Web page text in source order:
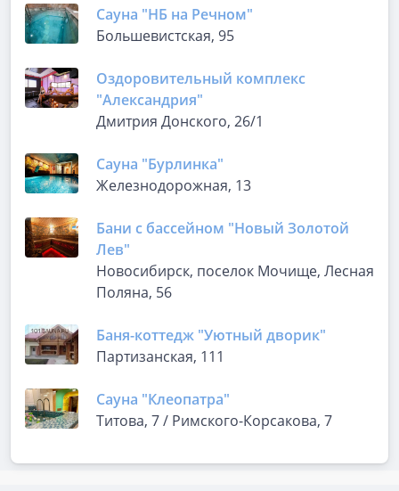
Сауна "НБ на Речном"
Большевистская, 95
Оздоровительный комплекс
"Александрия"
Дмитрия Донского, 26/1
Сауна "Бурлинка"
Железнодорожная, 13
Бани с бассейном "Новый Золотой
Лев"
Новосибирск, поселок Мочище, Лесная
Поляна, 56
Баня-коттедж "Уютный дворик"
Партизанская, 111
Сауна "Клеопатра"
Титова, 7 / Римского-Корсакова, 7